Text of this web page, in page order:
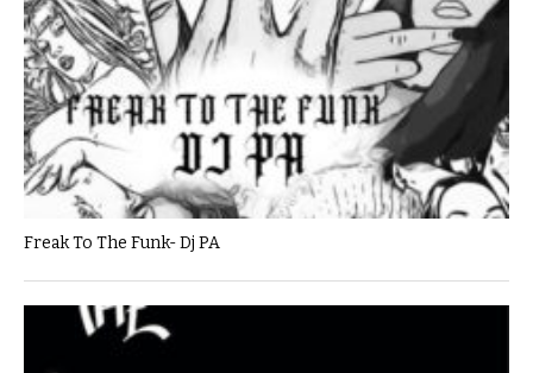
Freak To The Funk- Dj PA